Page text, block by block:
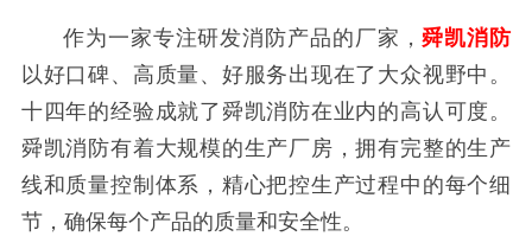
作为一家专注研发消防产品的厂家，舜凯消防
以好口碑、高质量、好服务出现在了大众视野中。
十四年的经验成就了舜凯消防在业内的高认可度。
舜凯消防有着大规模的生产厂房，拥有完整的生产
线和质量控制体系，精心把控生产过程中的每个细
节，确保每个产品的质量和安全性。